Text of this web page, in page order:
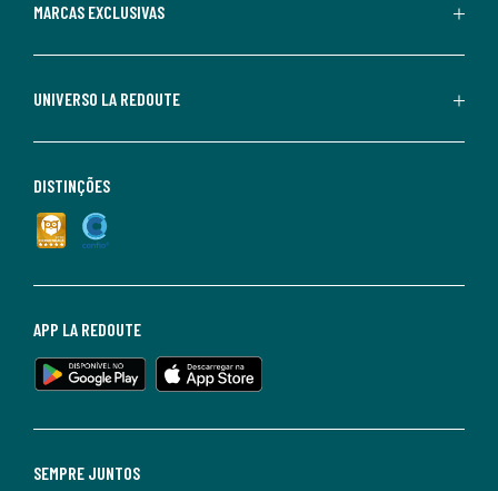
MARCAS EXCLUSIVAS
UNIVERSO LA REDOUTE
SEMPRE JUNTOS
APP LA REDOUTE
DISTINÇÕES